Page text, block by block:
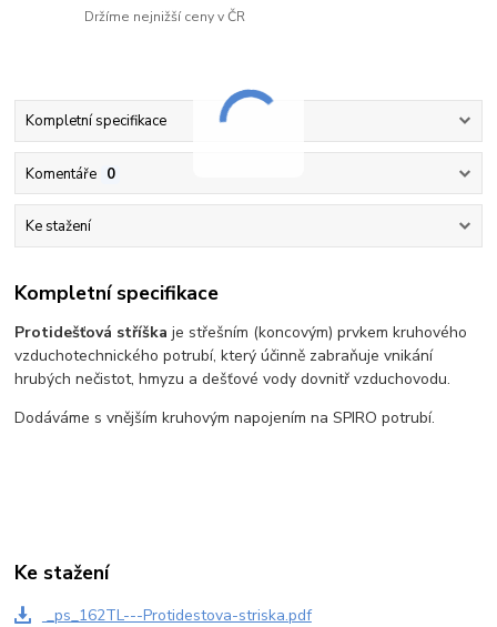
Držíme nejnižší ceny v ČR
Kompletní specifikace
Komentáře 0
Ke stažení
Kompletní specifikace
Protidešťová stříška je střešním (koncovým) prvkem kruhového
vzduchotechnického potrubí, který účinně zabraňuje vnikání
hrubých nečistot, hmyzu a dešťové vody dovnitř vzduchovodu.
Dodáváme s vnějším kruhovým napojením na SPIRO potrubí.
Ke stažení
_ps_162TL---Protidestova-striska.pdf